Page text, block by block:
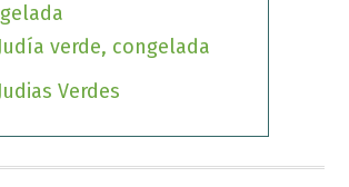
verde, congelada
Verdes